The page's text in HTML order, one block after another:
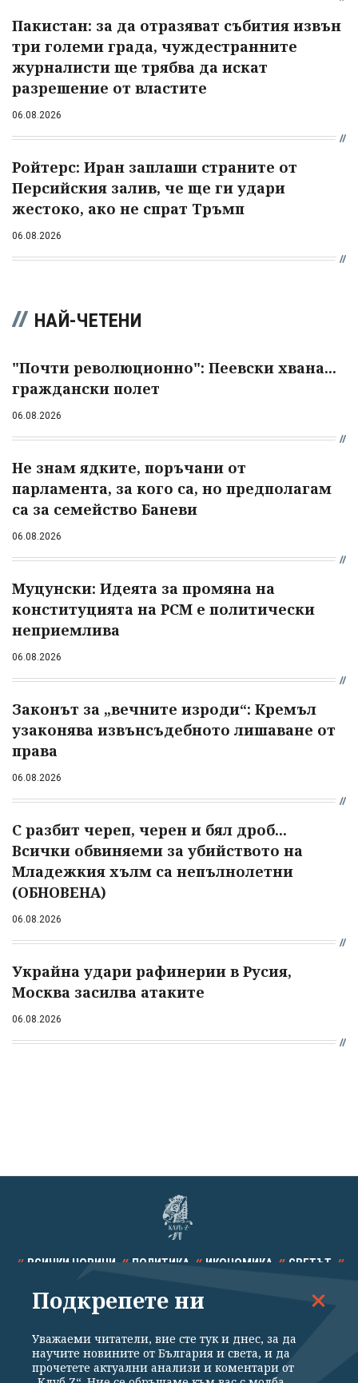
Пакистан: за да отразяват събития извън
три големи града, чуждестранните
журналисти ще трябва да искат
разрешение от властите
06.08.2026
Ройтерс: Иран заплаши страните от
Персийския залив, че ще ги удари
жестоко, ако не спрат Тръмп
06.08.2026
НАЙ-ЧЕТЕНИ
"Почти революционно": Пеевски хвана...
граждански полет
06.08.2026
Не знам ядките, поръчани от
парламента, за кого са, но предполагам
са за семейство Баневи
06.08.2026
Муцунски: Идеята за промяна на
конституцията на РСМ е политически
неприемлива
06.08.2026
Законът за „вечните изроди“: Кремъл
узаконява извънсъдебното лишаване от
права
06.08.2026
С разбит череп, черен и бял дроб...
Всички обвиняеми за убийството на
Младежкия хълм са непълнолетни
(ОБНОВЕНА)
06.08.2026
Украйна удари рафинерии в Русия,
Москва засилва атаките
06.08.2026
ВСИЧКИ НОВИНИ ПОЛИТИКА ИКОНОМИКА СВЕТЪТ
СПОРТ КУЛТУРА ТЕХНОЛОГИИ КАЛЕЙДОСКОП
Подкрепете ни
Уважаеми читатели, вие сте тук и днес, за да
научите новините от България и света, и да
прочетете актуални анализи и коментари от